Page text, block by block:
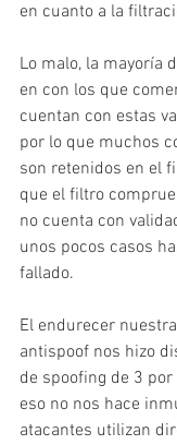
en cuanto a la
Lo malo, la mayoría
en con los que
cuentan con estas
por lo que muchos
son retenidos en el
que el filtro
no cuenta con
unos pocos casos
fallado.
El endurecer
antispoof nos hizo
de spoofing de 3
eso no nos hace
atacantes utilizan